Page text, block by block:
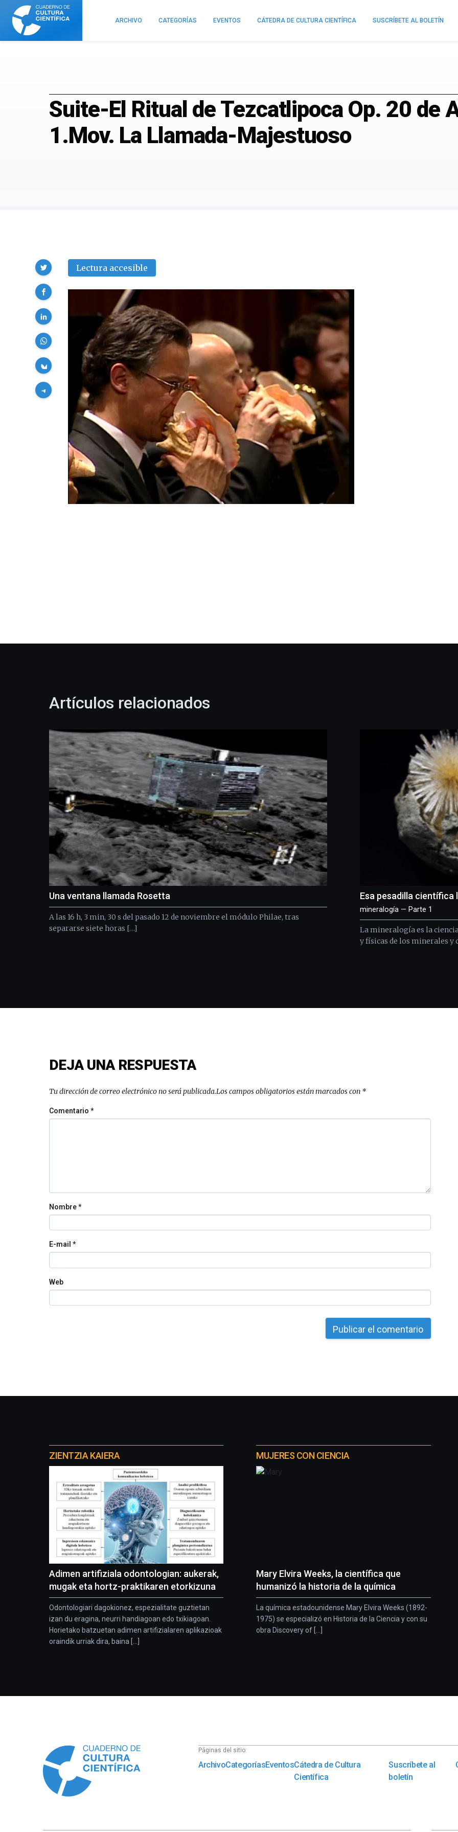
Cuaderno
Cultura
Científica
ARCHIVO CATEGORÍAS EVENTOS CÁTEDRA DE CULTURA CIENTÍFICA SUSCRÍBETE AL BOLETÍN
Suite-El Ritual de Tezcatlipoca Op. 20 de
1.Mov. La Llamada-Majestuoso
Lectura accesible
Compartir
Artículos relacionados
Una ventana llamada Rosetta
A las 16 h, 3 min, 30 s del pasado 12 de noviembre el módulo Philae, tras
separarse siete horas […]
Esa pesadilla científica
mineralogía — Parte 1
La mineralogía es la
y físicas de los minerales
DEJA UNA RESPUESTA
Tu dirección de correo electrónico no será publicada.Los campos obligatorios están marcados con *
Comentario*
Nombre*
E-mail *
Web
proyectos
ZIENTZIA KAIERA
Adimen artifiziala odontologian: aukerak,
mugak eta hortz-praktikaren etorkizuna
Odontologiari dagokionez, espezialitate guztietan
izan du eragina, neurri handiagoan edo txikiagoan.
Horietako batzuetan adimen artifizialaren aplikazioak
oraindik urriak dira, baina [...]
MUJERES CON CIENCIA
Mary Elvira Weeks, la científica que
humanizó la historia de la química
La química estadounidense Mary Elvira Weeks (1892-
1975) se especializó en Historia de la Ciencia y con su
obra Discovery of [...]
Páginas del sitio:
ArchivoCategoríasEventosCátedra de Cultura
Científica
Suscríbete al
boletín